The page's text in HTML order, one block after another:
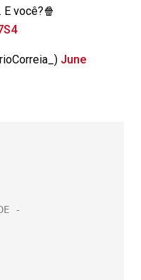
você?🍿
June